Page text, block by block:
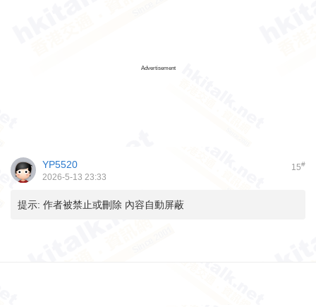
Advertisement
15#
YP5520
2026-5-13 23:33
提示: 作者被禁止或刪除 內容自動屏蔽